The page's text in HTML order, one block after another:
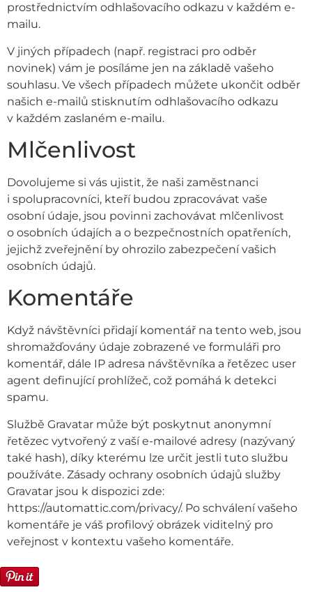
prostřednictvím odhlašovacího odkazu v každém e-
mailu.
V jiných případech (např. registraci pro odběr
novinek) vám je posíláme jen na základě vašeho
souhlasu. Ve všech případech můžete ukončit odběr
našich e-mailů stisknutím odhlašovacího odkazu
v každém zaslaném e-mailu.
Mlčenlivost
Dovolujeme si vás ujistit, že naši zaměstnanci
i spolupracovníci, kteří budou zpracovávat vaše
osobní údaje, jsou povinni zachovávat mlčenlivost
o osobních údajích a o bezpečnostních opatřeních,
jejichž zveřejnění by ohrozilo zabezpečení vašich
osobních údajů.
Komentáře
Když návštěvníci přidají komentář na tento web, jsou
shromažďovány údaje zobrazené ve formuláři pro
komentář, dále IP adresa návštěvníka a řetězec user
agent definující prohlížeč, což pomáhá k detekci
spamu.
Službě Gravatar může být poskytnut anonymní
řetězec vytvořený z vaší e-mailové adresy (nazývaný
také hash), díky kterému lze určit jestli tuto službu
používáte. Zásady ochrany osobních údajů služby
Gravatar jsou k dispozici zde:
https://automattic.com/privacy/. Po schválení vašeho
komentáře je váš profilový obrázek viditelný pro
veřejnost v kontextu vašeho komentáře.